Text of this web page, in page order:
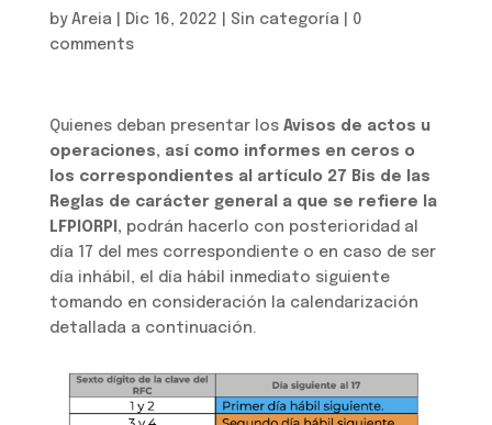
by Areia Dic 16, 2022 Sin categoría
0
comments
Quienes deban presentar los Avisos de actos u
operaciones, así como informes en ceros o
los correspondientes al artículo 27 Bis de las
Reglas de carácter general a que se refiere la
LFPIORPI, podrán hacerlo con posterioridad al
día 17 del mes correspondiente o en caso de ser
día inhábil, el día hábil inmediato siguiente
tomando en consideración la calendarización
detallada a continuación.